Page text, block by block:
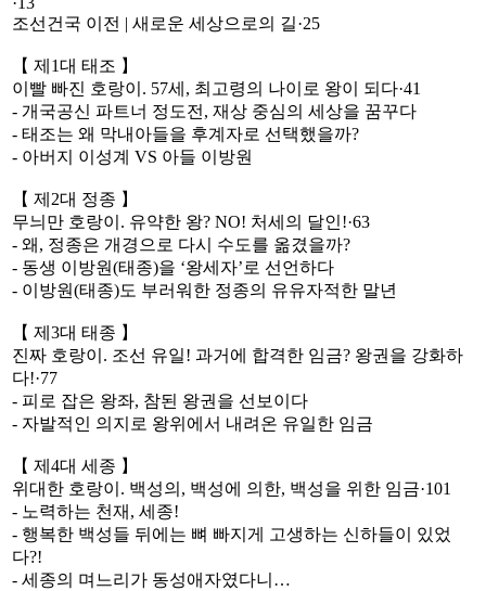
조선건국 이전 | 새로운 세상으로의 길·25
【 제1대 태조 】
이빨 빠진 호랑이. 57세, 최고령의 나이로 왕이 되다·41
- 개국공신 파트너 정도전, 재상 중심의 세상을 꿈꾸다
- 태조는 왜 막내아들을 후계자로 선택했을까?
- 아버지 이성계 VS 아들 이방원
【 제2대 정종 】
무늬만 호랑이. 유약한 왕? NO! 처세의 달인!·63
- 왜, 정종은 개경으로 다시 수도를 옮겼을까?
- 동생 이방원(태종)을 ‘왕세자’로 선언하다
- 이방원(태종)도 부러워한 정종의 유유자적한 말년
【 제3대 태종 】
진짜 호랑이. 조선 유일! 과거에 합격한 임금? 왕권을 강화하
다!·77
- 피로 잡은 왕좌, 참된 왕권을 선보이다
- 자발적인 의지로 왕위에서 내려온 유일한 임금
【 제4대 세종 】
위대한 호랑이. 백성의, 백성에 의한, 백성을 위한 임금·101
- 노력하는 천재, 세종!
- 행복한 백성들 뒤에는 뼈 빠지게 고생하는 신하들이 있었
다?!
- 세종의 며느리가 동성애자였다니…